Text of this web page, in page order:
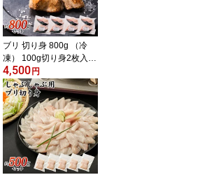
ブリ 切り身 800g （冷
凍） 100g切り身2枚入り
×4パック 自然の恵み 新
鮮 ギフト用 国産 養殖 ぶ
り 鰤 冷凍 800g 焼き物
煮物 照り焼き 塩焼き ブ
リ大根
4,500円